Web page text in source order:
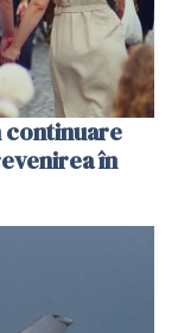
continuare
în